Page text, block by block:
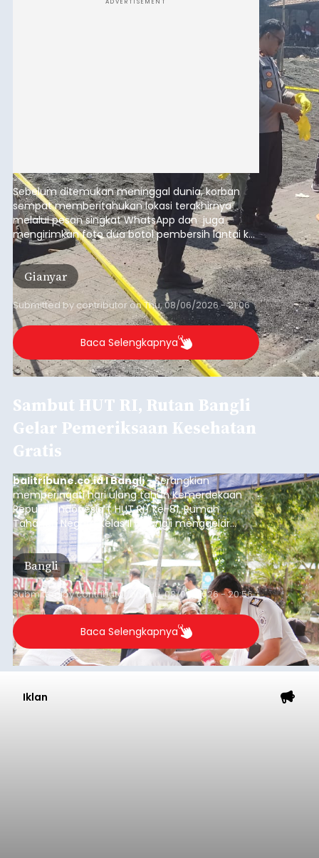
Sebelum ditemukan meninggal dunia, korban
sempat memberitahukan lokasi terakhirnya
melalui pesan singkat WhatsApp dan juga
mengirimkan foto dua botol pembersih lantai ke
istrinya.
Gianyar
Submitted by contributoronThu, 08/06/2026 - 21:06
Baca Selengkapnya
Sambut HUT RI, Rutan Bangli
Gelar Pemeriksaan Kesehatan
Gratis
balitribune.co.id I Bangli -Serangkian
memperingati hari ulang tahun Kemerdekaan
Republik Indonesia ( HUT RI) ke-81, Rumah
Tahanan Negara Kelas II B Bangli menggelar
kegiatan pemeriksaan kesehatan gratis, Rabu
(6/8/2026).
Bangli
Submitted bycontributor Thu, 08/06/2026 - 20:56
Baca Selengkapnya
Iklan